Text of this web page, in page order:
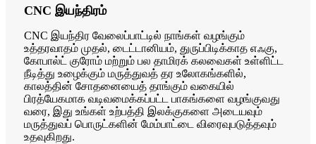
CNC இயந்திரம்
CNC இயந்திர வேலைப்பாட்டில் நாங்கள் வழங்கும்
உத்தரவாதம் முதல், டைட்டானியம், துருப்பிடிக்காத எஃகு,
கோபால்ட் குரோம் மற்றும் பல தாமிரக் கலவைகள் உள்ளிட்ட
நீடித்து உழைக்கும் மருத்துவத் தர உலோகங்களில்,
காலத்தின் சோதனையைத் தாங்கும் வகையில்
பிரத்யேகமாக வடிவமைக்கப்பட்ட பாகங்களை வழங்குவது
வரை, இது உங்கள் உற்பத்தி இலக்குகளை அடையவும்
மருத்துவப் பொருட்களின் மேம்பாட்டை விரைவுபடுத்தவும்
உதவுகிறது.